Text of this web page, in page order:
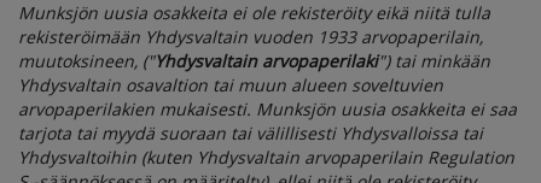
Munksjön uusia osakkeita ei ole rekisteröity eikä niitä tulla
rekisteröimään Yhdysvaltain vuoden 1933 arvopaperilain,
muutoksineen, ("Yhdysvaltain arvopaperilaki") tai minkään
Yhdysvaltain osavaltion tai muun alueen soveltuvien
arvopaperilakien mukaisesti. Munksjön uusia osakkeita ei saa
tarjota tai myydä suoraan tai välillisesti Yhdysvalloissa tai
Yhdysvaltoihin (kuten Yhdysvaltain arvopaperilain Regulation